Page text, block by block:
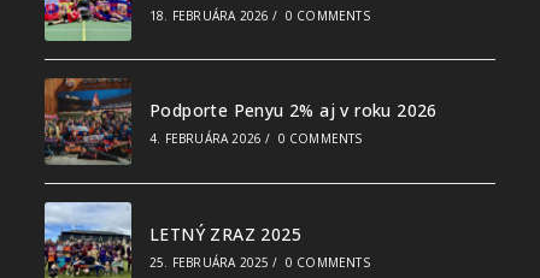
18. FEBRUÁRA 2026 / 0 COMMENTS
Podporte Penyu 2% aj v roku 2026
4. FEBRUÁRA 2026 / 0 COMMENTS
LETNÝ ZRAZ 2025
25. FEBRUÁRA 2025 / 0 COMMENTS